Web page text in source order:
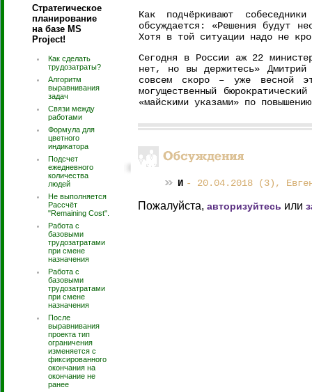
Стратегическое
планирование
на базе MS
Project!
Как сделать
трудозатраты?
Алгоритм
выравнивания
задач
Связи между
работами
Формула для
цветного
индикатора
Подсчет
ежедневного
количества
людей
Не выполняется
Рассчёт
"Remaining Cost".
Работа с
базовыми
трудозатратами
при смене
назначения
Работа с
базовыми
трудозатратами
при смене
назначения
После
выравнивания
проекта тип
ограничения
изменяется с
фиксированного
окончания на
окончание не
ранее
Как подчёркивают
обсуждается: «Решения будут
Хотя в той ситуации надо не
Сегодня в России аж 22
нет, но вы держитесь»
совсем скоро – уже весной
могущественный
«майскими указами» по
И - 20.04.2018 (3),
Пожалуйста, авторизуйтесь или